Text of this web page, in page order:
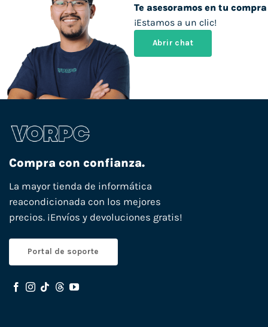
Te asesoramos en tu compra
¡Estamos a un clic!
Abrir chat
Compra con confianza.
La mayor tienda de informática
reacondicionada con los mejores
precios. ¡Envíos y devoluciones gratis!
Portal de soporte